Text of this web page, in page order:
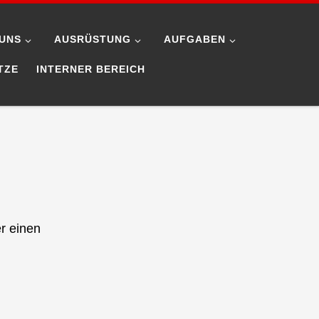
AUSRÜSTUNG AUFGABEN
INTERNER BEREICH
einen